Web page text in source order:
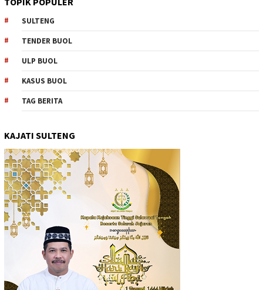
SULTENG
TENDER BUOL
ULP BUOL
KASUS BUOL
TAG BERITA
KAJATI SULTENG